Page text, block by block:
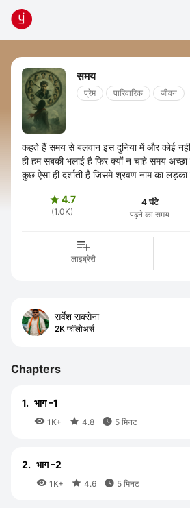
समय
प्रेम पारिवारिक जीवन
कहते हैं समय से बलवान इस दुनिया में और कोई
ही हम सबकी भलाई है फिर क्यों न चाहे समय अच्छा
कुछ ऐसा ही दर्शाती है जिसमे श्रवण नाम का
4.7
(1.0K)
4 घंटे
पढ़ने का समय
लाइब्रेरी
सर्वेश सक्सेना
2K फॉलोअर्स
Chapters
1. भाग –1
 1K+  4.8  5 मिनट
2. भाग –2
 1K+  4.6  5 मिनट